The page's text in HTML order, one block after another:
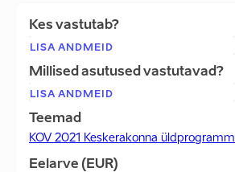
Kes vastutab?
LISA ANDMEID
Millised asutused vastutavad?
LISA ANDMEID
Teemad
KOV 2021 Keskerakonna üldprogramm
Eelarve (EUR)